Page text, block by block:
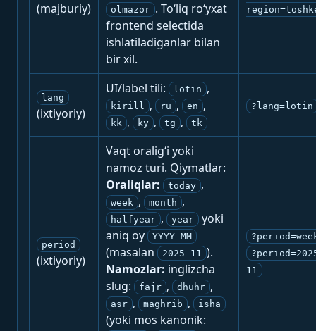
(majburiy) olmazor . To‘liq ro‘yxat
frontend selectida
ishlatiladiganlar bilan
bir xil.
lang
(ixtiyoriy)
UI/label tili: lotin ,
kirill , ru , en ,
kk , ky , tg , tk
?lang=lotin
period
(ixtiyoriy)
Vaqt oralig‘i yoki
namoz turi. Qiymatlar:
Oraliqlar:
today ,
week , month ,
halfyear , year
yoki
aniq oy
YYYY-MM
(masalan 2025-11 ).
Namozlar: inglizcha
slug:
fajr , dhuhr ,
asr , maghrib , isha
(yoki mos kanonik:
11